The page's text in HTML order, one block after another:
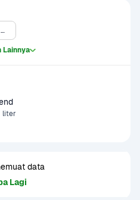
Bundle - 5 x Oatside Oat Milk Barista Blend 1 liter
Lainnya
liter
data
Lagi